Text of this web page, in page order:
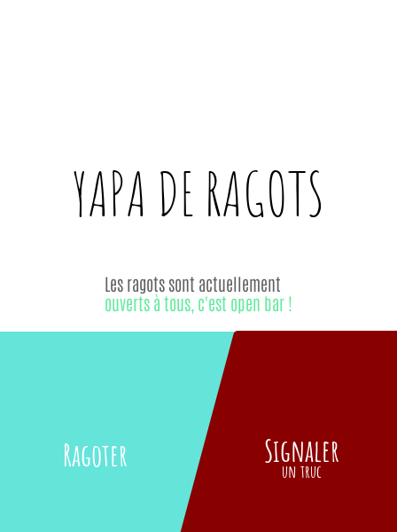
YAPA DE RAGOTS
Ragoter
Les ragots sont actuellement
ouverts à tous, c'est open bar !
Signaler
un truc